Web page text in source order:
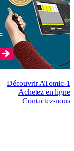
Découvrir ATomic-1
Achetez en ligne
Contactez-nous